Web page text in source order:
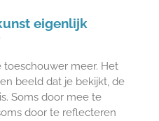
eigenlijk
toeschouwer meer. Het
beeld dat je bekijkt, de
Soms door mee te
door te reflecteren